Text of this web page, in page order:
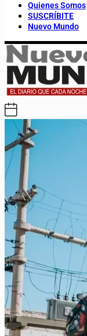
Quienes Somos
SUSCRÍBITE
Nuevo Mundo